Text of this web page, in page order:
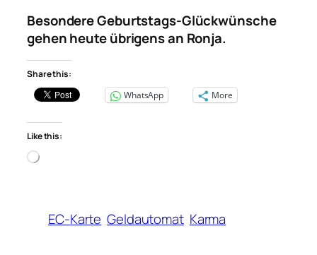
Besondere Geburtstags-Glückwünsche
gehen heute übrigens an Ronja.
Share this:
WhatsApp
More
Like this:
Loading…
EC-Karte Geldautomat Karma